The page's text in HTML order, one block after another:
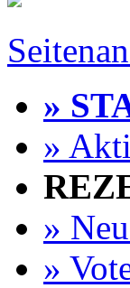
»
»
»
»